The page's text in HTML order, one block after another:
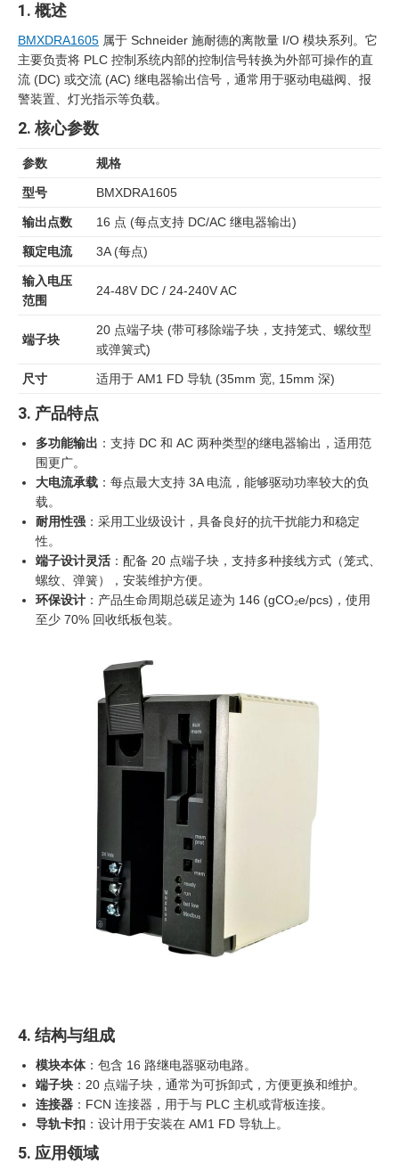
1. 概述
BMXDRA1605 属于 Schneider 施耐德的离散量 I/O 模块系列。它
主要负责将 PLC 控制系统内部的控制信号转换为外部可操作的直
流 (DC) 或交流 (AC) 继电器输出信号，通常用于驱动电磁阀、报
警装置、灯光指示等负载。
2. 核心参数
参数 规格
型号 BMXDRA1605
输出点数 16 点 (每点支持 DC/AC 继电器输出)
额定电流 3A (每点)
输入电压
范围
24-48V DC / 24-240V AC
端子块
20 点端子块 (带可移除端子块，支持笼式、螺纹型
或弹簧式)
尺寸 适用于 AM1 FD 导轨 (35mm 宽, 15mm 深)
3. 产品特点
多功能输出 ：支持 DC 和 AC 两种类型的继电器输出，适用范
围更广。
大电流承载 ：每点最大支持 3A 电流，能够驱动功率较大的负
载。
耐用性强 ：采用工业级设计，具备良好的抗干扰能力和稳定
性。
端子设计灵活 ：配备 20 点端子块，支持多种接线方式（笼式、
螺纹、弹簧），安装维护方便。
环保设计 ：产品生命周期总碳足迹为 146 (gCO₂e/pcs)，使用
至少 70% 回收纸板包装。
4. 结构与组成
模块本体：包含 16 路继电器驱动电路。
端子块 ：20 点端子块，通常为可拆卸式，方便更换和维护。
连接器 ：FCN 连接器，用于与 PLC 主机或背板连接。
导轨卡扣 ：设计用于安装在 AM1 FD 导轨上。
5. 应用领域